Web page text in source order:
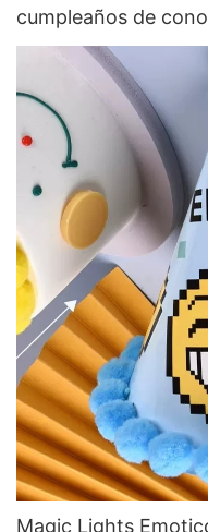
cumpleaños de
de despedida de
Magic Lights